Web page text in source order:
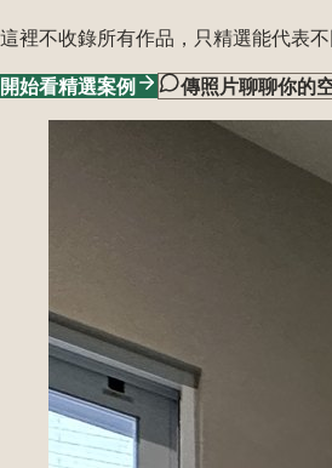
這裡不收錄所有作品，只精選能代表
開始看精選案例
傳照片聊聊你的